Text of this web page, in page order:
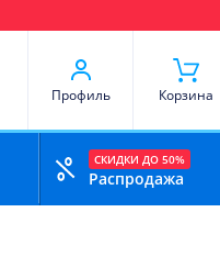
Профиль Корзина
СКИДКИ ДО 50%
Распродажа